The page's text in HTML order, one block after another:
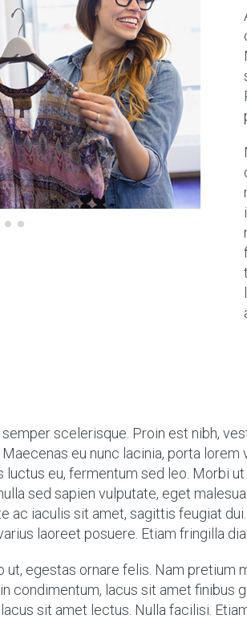
scelerisque. Proin est nibh,
eu nunc lacinia, porta lorem
luctus eu, fermentum sed leo. Morbi
sed sapien vulputate, eget
ac iaculis sit amet, sagittis feugiat
laoreet posuere. Etiam fringilla
ut, egestas ornare felis. Nam pretium
condimentum, lacus sit amet finibus
sit amet lectus. Nulla facilisi.